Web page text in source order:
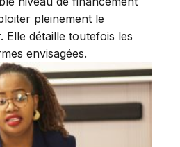
pleinement le
Elle détaille toutefois les
envisagées.